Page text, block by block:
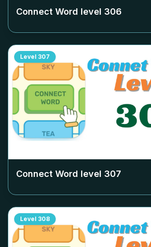
Connect Word level 306
Level 307
Connect Word level 307
Level 308